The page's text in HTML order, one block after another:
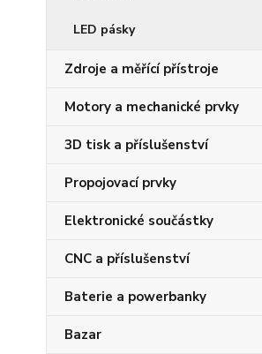
LED pásky
Zdroje a měřící přístroje
Motory a mechanické prvky
3D tisk a příslušenství
Propojovací prvky
Elektronické součástky
CNC a příslušenství
Baterie a powerbanky
Bazar